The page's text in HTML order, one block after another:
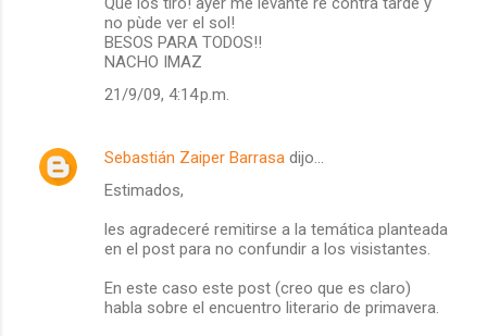
no pùde ver el sol!
BESOS PARA TODOS!!
NACHO IMAZ
21/9/09, 4:14 p.m.
Sebastián Zaiper Barrasa dijo…
Estimados,
les agradeceré remitirse a la temática planteada
en el post para no confundir a los visistantes.
En este caso este post (creo que es claro)
habla sobre el encuentro literario de primavera.